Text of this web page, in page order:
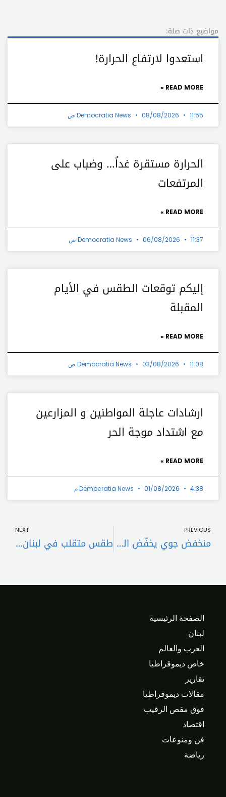
مواضيع ذات صلة:
استعدوا لارتفاع الحرارة!
READ MORE »
Democratia News 08/08/2026 11:55 ص
الحرارة مستقرة غداً… وضباب على
المرتفعات
READ MORE »
Democratia News 06/08/2026 11:37 ص
إليكم توقعات الطقس في الأيام
المقبلة
READ MORE »
Democratia News 03/08/2026 11:08 ص
ارشادات عاجلة المواطنين و المزارعين
مع اشتداد موجة الحر
READ MORE »
Democratia News 01/08/2026 4:38 م
PREVIOUS
منخفض جوي يخفّض الحرارة وينشّط الرياح مع احتمال أمطار خفيفة
NEXT
طقس متقلب في لبنان مع انخفاض إضافي بالحرارة وضباب على المرتفعات
الصفحة الرئيسية
لبنان
العرب والعالم
خاص ديموقراطيا
تقارير
مقالات ديموقراطيا
فوق مقص الرقيب
اقتصاد
فن ومنوعات
رياضة